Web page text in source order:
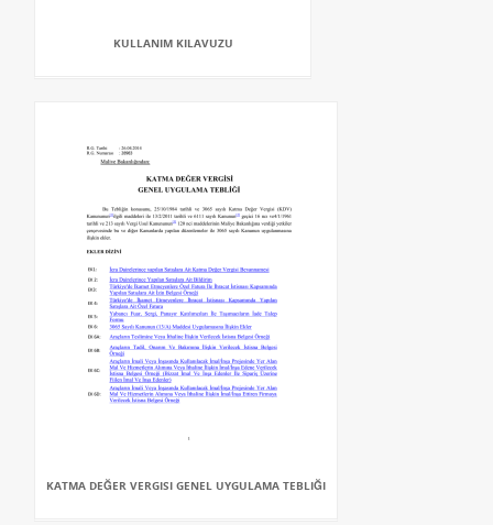
KULLANIM KILAVUZU
KATMA DEĞER VERGISI GENEL UYGULAMA TEBLIĞI